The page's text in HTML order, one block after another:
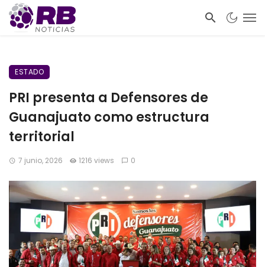
ESTADO
PRI presenta a Defensores de
Guanajuato como estructura
territorial
7 junio, 2026 1216 views 0